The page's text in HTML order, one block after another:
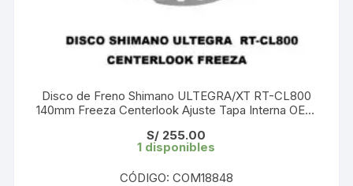
Disco de Freno Shimano ULTEGRA/XT RT-CL800
140mm Freeza Centerlook Ajuste Tapa Interna OEM
S/ 255.00
1 disponibles
CÓDIGO: COM18848